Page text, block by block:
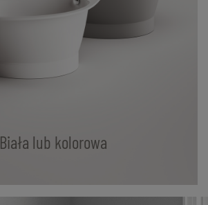
Biała lub kolorowa